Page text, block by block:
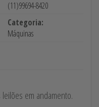
(11)99694-8420
Categoria:
Máquinas
em andamento.